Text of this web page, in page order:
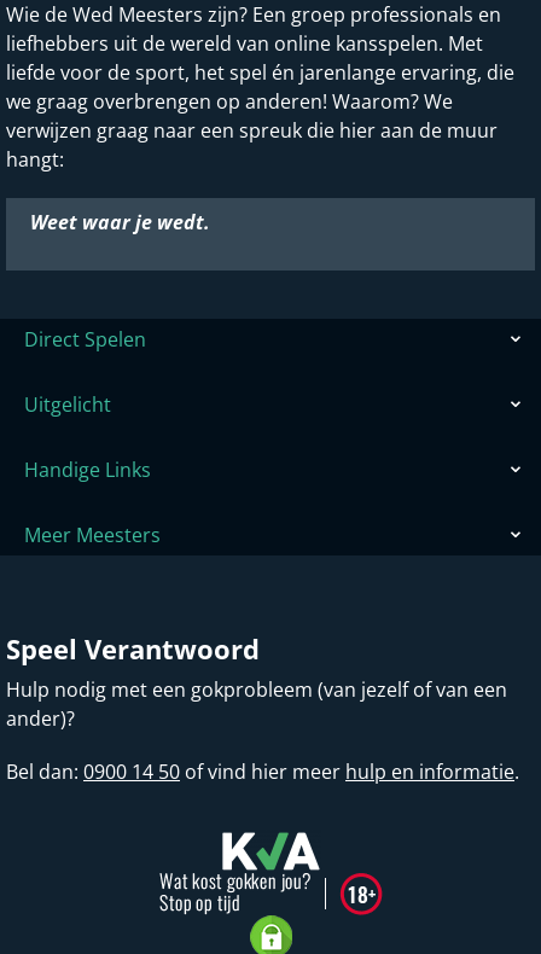
Wie de Wed Meesters zijn? Een groep professionals en
liefhebbers uit de wereld van online kansspelen. Met
liefde voor de sport, het spel én jarenlange ervaring, die
we graag overbrengen op anderen! Waarom? We
verwijzen graag naar een spreuk die hier aan de muur
hangt:
Weet waar je wedt.
Direct Spelen
Uitgelicht
Handige Links
Meer Meesters
Speel Verantwoord
Hulp nodig met een gokprobleem (van jezelf of van een
ander)?
Bel dan: 0900 14 50 of vind hier meer hulp en informatie.